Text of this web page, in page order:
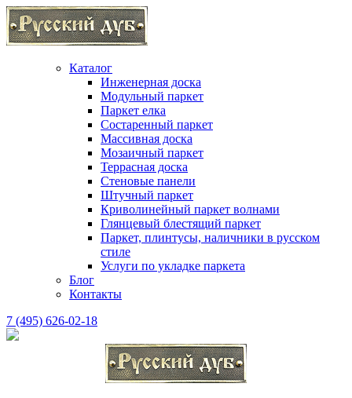
Каталог
Инженерная доска
Модульный паркет
Паркет елка
Состаренный паркет
Массивная доска
Мозаичный паркет
Террасная доска
Стеновые панели
Штучный паркет
Криволинейный паркет волнами
Глянцевый блестящий паркет
Паркет, плинтусы, наличники в русском
стиле
Услуги по укладке паркета
Блог
Контакты
7 (495) 626-02-18